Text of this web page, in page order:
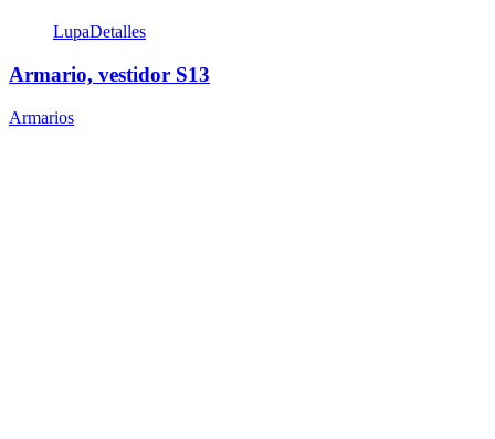
LupaDetalles
Armario, vestidor S13
Armarios